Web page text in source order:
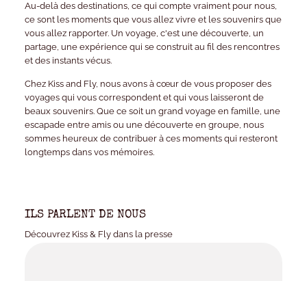
Au-delà des destinations, ce qui compte vraiment pour nous,
ce sont les moments que vous allez vivre et les souvenirs que
vous allez rapporter. Un voyage, c'est une découverte, un
partage, une expérience qui se construit au fil des rencontres
et des instants vécus.
Chez Kiss and Fly, nous avons à cœur de vous proposer des
voyages qui vous correspondent et qui vous laisseront de
beaux souvenirs. Que ce soit un grand voyage en famille, une
escapade entre amis ou une découverte en groupe, nous
sommes heureux de contribuer à ces moments qui resteront
longtemps dans vos mémoires.
ILS PARLENT DE NOUS
Découvrez Kiss & Fly dans la presse